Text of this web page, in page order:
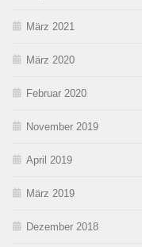
März 2021
März 2020
Februar 2020
November 2019
April 2019
März 2019
Dezember 2018